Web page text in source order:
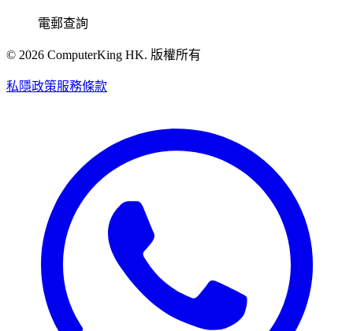
電郵查詢
© 2026 ComputerKing HK. 版權所有
私隱政策服務條款